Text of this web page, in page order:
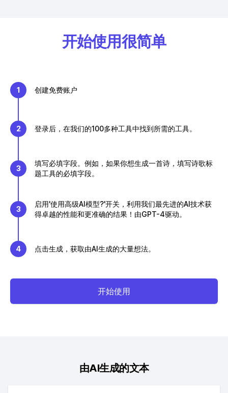
开始使用很简单
1 创建免费账户
2 登录后，在我们的100多种工具中找到所需的工具。
3
填写必填字段。例如，如果你想生成一首诗，填写诗歌标
题工具的必填字段。
3
启用'使用高级AI模型?'开关，利用我们最先进的AI技术获
得卓越的性能和更准确的结果！由GPT-4驱动。
4 点击生成，获取由AI生成的大量想法。
开始使用
由AI生成的文本